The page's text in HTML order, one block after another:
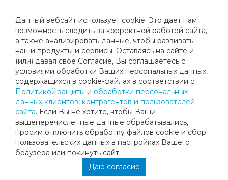
Данный вебсайт использует cookie. Это дает нам
возможность следить за корректной работой сайта,
а также анализировать данные, чтобы развивать
наши продукты и сервисы. Оставаясь на сайте и
(или) давая свое Согласие, Вы соглашаетесь с
условиями обработки Ваших персональных данных,
содержащихся в cookie-файлах в соответствии с
Политикой защиты и обработки персональных
данных клиентов, контрагентов и пользователей
сайта. Если Вы не хотите, чтобы Ваши
вышеперечисленные данные обрабатывались,
просим отключить обработку файлов cookie и сбор
пользовательских данных в настройках Вашего
браузера или покинуть сайт.
Даю согласие
ПОЗДРАВЛЯЕМ ДАНИЭЛЯ ХАЗИМЕ
2.04.2017
Поздравляем Даниэля Хазиме с уверенной победой на
турнире "Первенство Тверской Области на призы
Babolat"!